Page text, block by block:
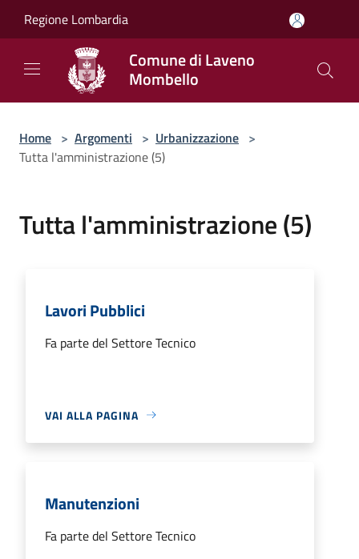
Regione Lombardia
Comune di Laveno
Mombello
Home > Argomenti > Urbanizzazione >
Tutta l'amministrazione (5)
Tutta l'amministrazione (5)
Lavori Pubblici
Fa parte del Settore Tecnico
VAI ALLA PAGINA
Manutenzioni
Fa parte del Settore Tecnico